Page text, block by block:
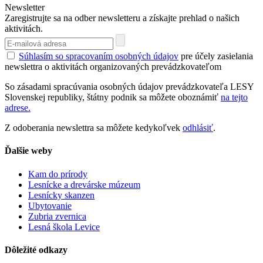
Newsletter
Zaregistrujte sa na odber newsletteru a získajte prehlad o našich
aktivitách.
Súhlasím so spracovaním osobných údajov pre účely zasielania
newslettra o aktivitách organizovaných prevádzkovateľom
So zásadami spracúvania osobných údajov prevádzkovateľa LESY
Slovenskej republiky, štátny podnik sa môžete oboznámiť na tejto
adrese.
Z odoberania newslettra sa môžete kedykoľvek odhlásiť.
Ďalšie weby
Kam do prírody
Lesnícke a drevárske múzeum
Lesnícky skanzen
Ubytovanie
Zubria zvernica
Lesná škola Levice
Dôležité odkazy